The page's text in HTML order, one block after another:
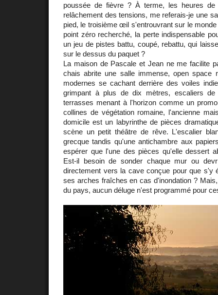
poussée de fièvre ? À terme, les heures de
relâchement des tensions, me referais-je une
pied, le troisième œil s'entrouvrant sur le
point zéro recherché, la perte indispensable
un jeu de pistes battu, coupé, rebattu, qui
sur le dessus du paquet ?
La maison de Pascale et Jean ne me facilite
chais abrite une salle immense, open space
modernes se cachant derrière des voiles
grimpant à plus de dix mètres, escaliers de
terrasses menant à l'horizon comme un
collines de végétation romaine, l'ancienne
domicile est un labyrinthe de pièces
scène un petit théâtre de rêve. L'escalier
grecque tandis qu'une antichambre aux
espérer que l'une des pièces qu'elle dessert
Est-il besoin de sonder chaque mur ou
directement vers la cave conçue pour que s'y
ses arches fraîches en cas d'inondation ?
du pays, aucun déluge n'est programmé pour